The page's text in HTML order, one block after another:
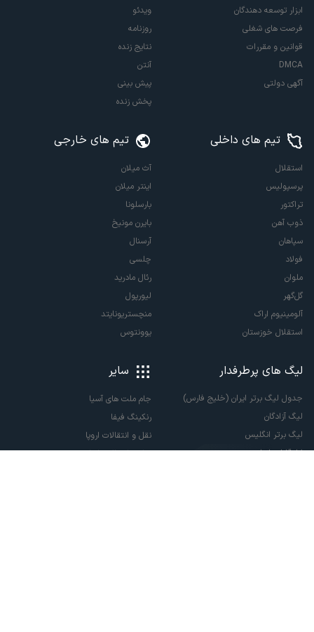
ابزار توسعه دهندگان
فرصت های شغلی
قوانین و مقررات
DMCA
آگهی دولتی
ویدئو
روزنامه
نتایج زنده
آنتن
پیش بینی
پخش زنده
تیم های داخلی
استقلال
پرسپولیس
تراکتور
ذوب آهن
سپاهان
فولاد
ملوان
گل‌گهر
آلومینیوم اراک
استقلال خوزستان
تیم های خارجی
آث میلان
اینتر میلان
بارسلونا
بایرن مونیخ
آرسنال
چلسی
رئال مادرید
لیورپول
منچستریونایتد
یوونتوس
لیگ های پرطرفدار
جدول لیگ برتر ایران (خلیج فارس)
لیگ آزادگان
لیگ برتر انگلیس
لالیگا اسپانیا
سایر
جام ملت های آسیا
رنکینگ فیفا
نقل و انتقالات اروپا
نقل و انتقالات ایران